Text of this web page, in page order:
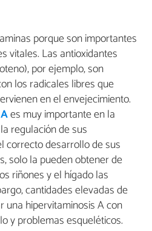
porque son importantes
vitales. Las antioxidantes
por ejemplo, son
los radicales libres que
en el envejecimiento.
es muy importante en la
regulación de sus
correcto desarrollo de sus
solo la pueden obtener de
riñones y el hígado las
cantidades elevadas de
una hipervitaminosis A con
y problemas esqueléticos.